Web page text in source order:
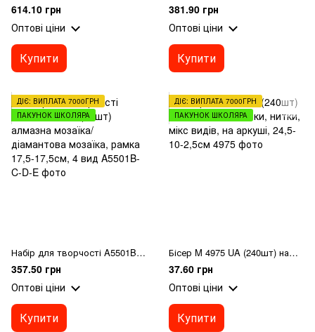
614.10 грн
Оптові ціни
Купити
381.90 грн
Оптові ціни
Купити
ДІЄ: ВИПЛАТА 7000ГРН
ПАКУНОК ШКОЛЯРА
Набір для творчості A5501B-C-D-E (72шт) алмазна мозаїка/діамантова мозаїка, рамка 17,5-17,5см, 4 вид
357.50 грн
Оптові ціни
Купити
ДІЄ: ВИПЛАТА 7000ГРН
ПАКУНОК ШКОЛЯРА
Бісер M 4975 UA (240шт) намистини, підвіски, нитки, мікс видів, на аркуші, 24,5-10-2,5см
37.60 грн
Оптові ціни
Купити